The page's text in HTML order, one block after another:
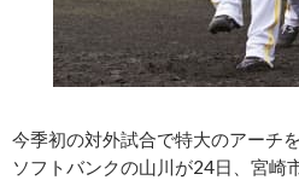
今季初の対外試合で特大のアーチ
ソフトバンクの山川が24日、宮崎